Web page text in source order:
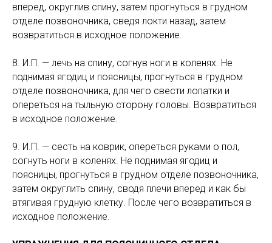
вперед, округлив спину, затем прогнуться в грудном
отделе позвоночника, сведя локти назад, затем
возвратиться в исходное положение.
8. И.П. — лечь на спину, согнув ноги в коленях. Не
поднимая ягодиц и поясницы, прогнуться в грудном
отделе позвоночника, для чего свести лопатки и
опереться на тыльную сторону головы. Возвратиться
в исходное положение.
9. И.П. — сесть на коврик, опереться руками о пол,
согнуть ноги в коленях. Не поднимая ягодиц и
поясницы, прогнуться в грудном отделе позвоночника,
затем округлить спину, сводя плечи вперед и как бы
втягивая грудную клетку. После чего возвратиться в
исходное положение.